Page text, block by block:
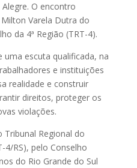
O encontro
Varela Dutra do
da 4ª Região (TRT-4).
uma escuta qualificada, na
e instituições
realidade e construir
direitos, proteger os
violações.
Regional do
4/RS), pelo Conselho
do Rio Grande do Sul